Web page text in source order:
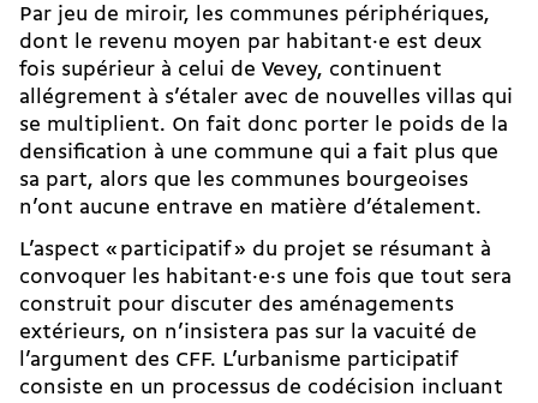
Par jeu de miroir, les communes périphériques,
dont le revenu moyen par habitant·e est deux
fois supérieur à celui de Vevey, continuent
allégrement à s’étaler avec de nouvelles villas qui
se multiplient. On fait donc porter le poids de la
densification à une commune qui a fait plus que
sa part, alors que les communes bourgeoises
n’ont aucune entrave en matière d’étalement.
L’aspect « participatif » du projet se résumant à
convoquer les habitant·e·s une fois que tout sera
construit pour discuter des aménagements
extérieurs, on n’insistera pas sur la vacuité de
l’argument des CFF. L’urbanisme participatif
consiste en un processus de codécision incluant